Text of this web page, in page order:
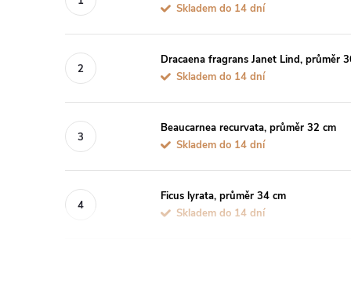
Skladem do 14 dní
Dracaena fragrans Janet Lind, průměr
Skladem do 14 dní
Beaucarnea recurvata, průměr 32 cm
Skladem do 14 dní
Ficus lyrata, průměr 34 cm
Skladem do 14 dní